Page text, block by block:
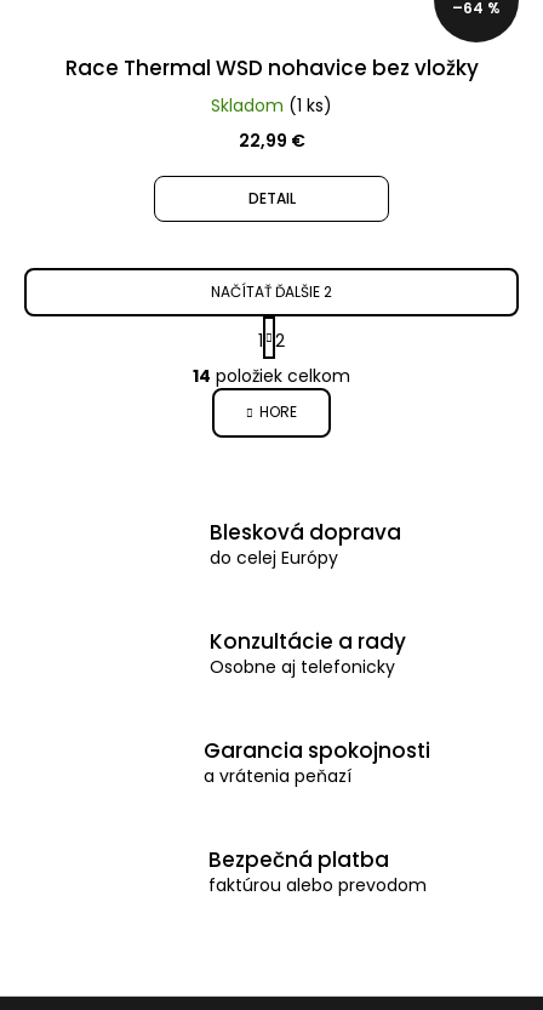
–64 %
Race Thermal WSD nohavice bez vložky
Skladom (1 ks)
22,99 €
DETAIL
O
v
l
a
c
e
p
v
k
v
ý
NAČÍTAŤ ĎALŠIE 2
S
t
r
á
v
a
i
e
1 2
14 položiek celkom
HORE
Blesková doprava
do celej Európy
Konzultácie a rady
Osobne aj telefonicky
Garancia spokojnosti
a vrátenia peňazí
Bezpečná platba
faktúrou alebo prevodom